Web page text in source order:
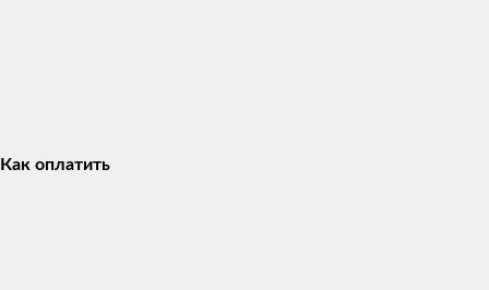
Как оплатить